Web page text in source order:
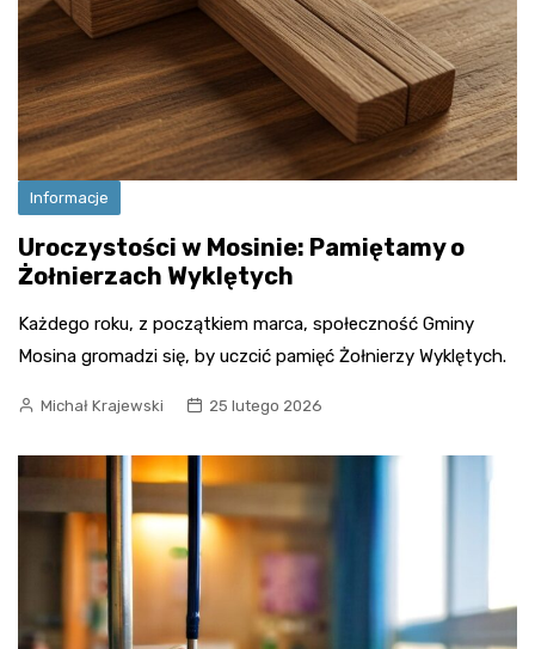
Informacje
Uroczystości w Mosinie: Pamiętamy o
Żołnierzach Wyklętych
Każdego roku, z początkiem marca, społeczność Gminy
Mosina gromadzi się, by uczcić pamięć Żołnierzy Wyklętych.
Michał Krajewski 25 lutego 2026